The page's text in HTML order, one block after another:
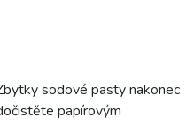
sodové pasty nakonec
papírovým